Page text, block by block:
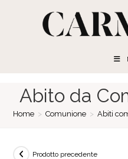
Abito da
Home > Comunione > Abiti
Prodotto precedente